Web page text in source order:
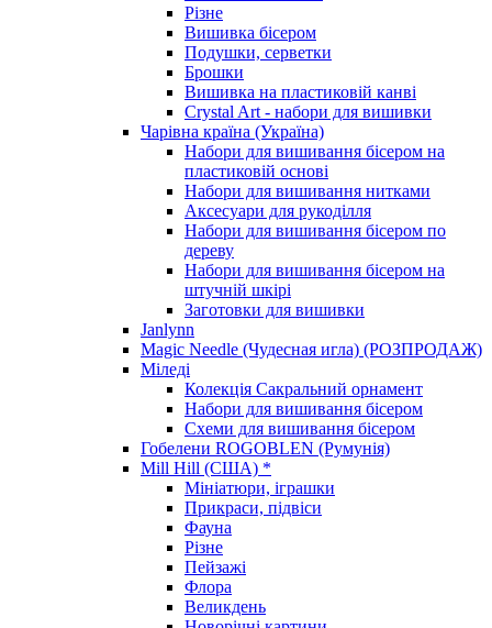
Різне
Вишивка бісером
Подушки, серветки
Брошки
Вишивка на пластиковій канві
Crystal Art - набори для вишивки
Чарівна країна (Україна)
Набори для вишивання бісером на
пластиковій основі
Набори для вишивання нитками
Аксесуари для рукоділля
Набори для вишивання бісером по
дереву
Набори для вишивання бісером на
штучній шкірі
Заготовки для вишивки
Janlynn
Magic Needle (Чудесная игла) (РОЗПРОДАЖ)
Міледі
Колекція Сакральний орнамент
Набори для вишивання бісером
Схеми для вишивання бісером
Гобелени ROGOBLEN (Румунія)
Mill Hill (США) *
Мініатюри, іграшки
Прикраси, підвіси
Фауна
Різне
Пейзажі
Флора
Великдень